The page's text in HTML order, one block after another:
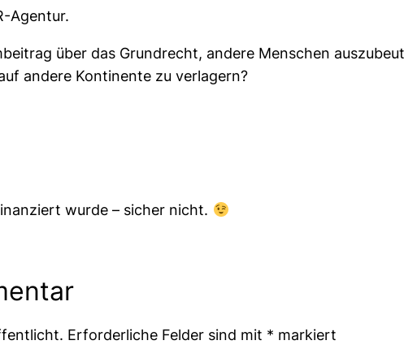
Agentur.
über das Grundrecht, andere Menschen
andere Kontinente zu verlagern?
wurde – sicher nicht.
Erforderliche Felder sind mit * markiert